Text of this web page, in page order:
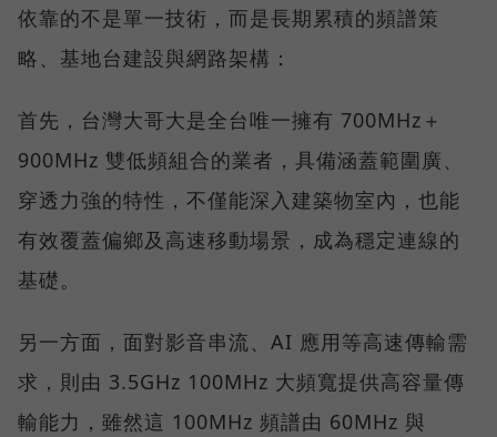
依靠的不是單一技術，而是長期累積的頻譜策
略、基地台建設與網路架構：
首先，台灣大哥大是全台唯一擁有 700MHz＋
900MHz 雙低頻組合的業者，具備涵蓋範圍廣、
穿透力強的特性，不僅能深入建築物室內，也能
有效覆蓋偏鄉及高速移動場景，成為穩定連線的
基礎。
另一方面，面對影音串流、AI 應用等高速傳輸需
求，則由 3.5GHz 100MHz 大頻寬提供高容量傳
輸能力，雖然這 100MHz 頻譜由 60MHz 與